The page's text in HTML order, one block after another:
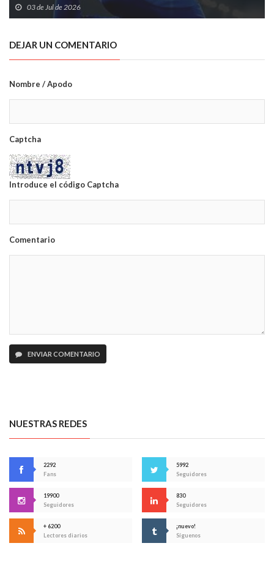
03 de Jul de 2026
DEJAR UN COMENTARIO
Nombre / Apodo
Captcha
Introduce el código Captcha
Comentario
ENVIAR COMENTARIO
NUESTRAS REDES
2292
Fans
5992
Seguidores
19900
Seguidores
830
Seguidores
+ 6200
Lectores diarios
¡nuevo!
Síguenos